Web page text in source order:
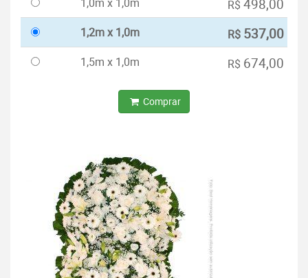
R$ 498,00
1,2m x 1,0m R$ 537,00
1,5m x 1,0m R$ 674,00
Comprar